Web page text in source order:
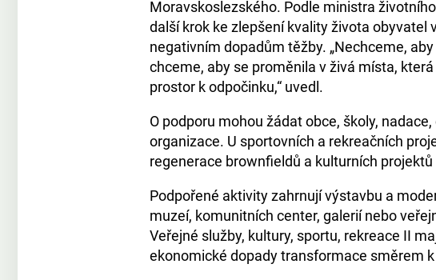
Moravskoslezského. Podle ministra
další krok ke zlepšení kvality života obyvatel
negativním dopadům těžby. „Nechceme,
chceme, aby se proměnila v živá místa,
prostor k odpočinku,“ uvedl.
O podporu mohou žádat obce, školy,
organizace. U sportovních a rekreačních
regenerace brownfieldů a kulturních projektů
Podpořené aktivity zahrnují výstavbu a
muzeí, komunitních center, galerií nebo
Veřejné služby, kultury, sportu, rekreace II
ekonomické dopady transformace směrem